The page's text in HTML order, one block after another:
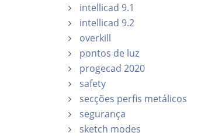
intellicad 9.1
intellicad 9.2
overkill
pontos de luz
progecad 2020
safety
secções perfis metálicos
segurança
sketch modes